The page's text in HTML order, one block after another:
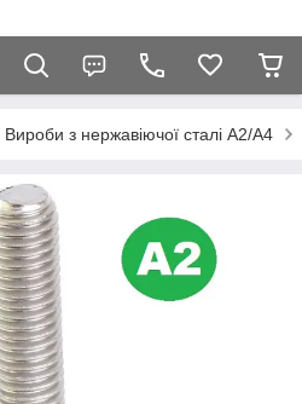
Вироби з нержавіючої сталі А2/А4